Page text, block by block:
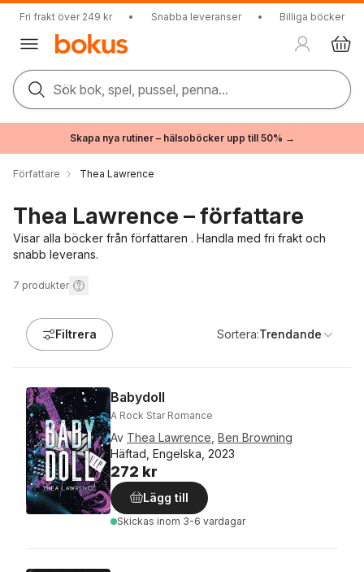
Fri frakt över 249 kr • Snabba leveranser • Billiga böcker
Sök bok, spel, pussel, penna...
Skapa nya rutiner – hälsoböcker upp till 50% →
Författare Thea Lawrence
Thea Lawrence – författare
Visar alla böcker från författaren . Handla med fri frakt och
snabb leverans.
7 produkter
Filtrera Sortera:Trendande
Babydoll
A Rock Star Romance
Av Thea Lawrence Ben Browning
Häftad, Engelska, 2023
272 kr
Lägg till
Skickas inom 3-6 vardagar